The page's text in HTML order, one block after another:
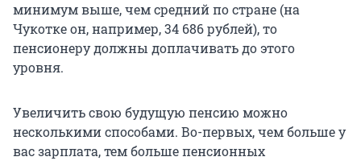
минимум выше, чем средний по стране (на
Чукотке он, например, 34 686 рублей), то
пенсионеру должны доплачивать до этого
уровня.
Увеличить свою будущую пенсию можно
несколькими способами. Во-первых, чем больше у
вас зарплата, тем больше пенсионных